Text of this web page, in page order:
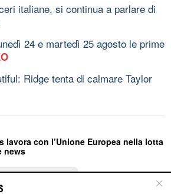
italiane, si continua a parlare di
24 e martedì 25 agosto le prime
Ridge tenta di calmare Taylor
lavora con l’Unione Europea nella lotta
news